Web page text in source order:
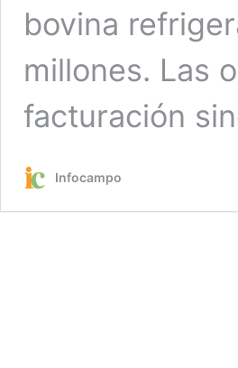
bovina
millones. Las
facturación
Infocampo